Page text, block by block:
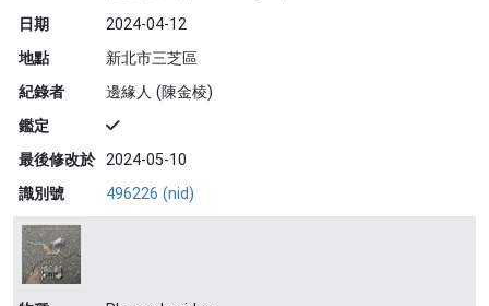
日期
2024-04-12
地點
新北市三芝區
紀錄者
邊緣人 (陳金棱)
鑑定
最後修改於 2024-05-10
識別號
496226 (nid)